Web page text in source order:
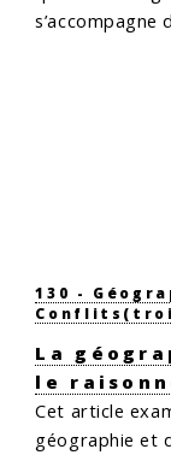
s’accompagne
130 -
Conflits
La
le
Cet article
géographie et